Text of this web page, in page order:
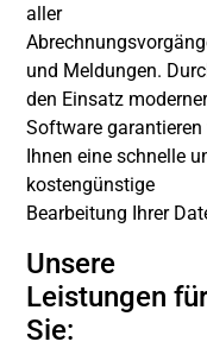
aller
und Meldungen.
den Einsatz
Software garantieren
Ihnen eine schnelle
kostengünstige
Bearbeitung Ihrer
Unsere
Leistungen
Sie: